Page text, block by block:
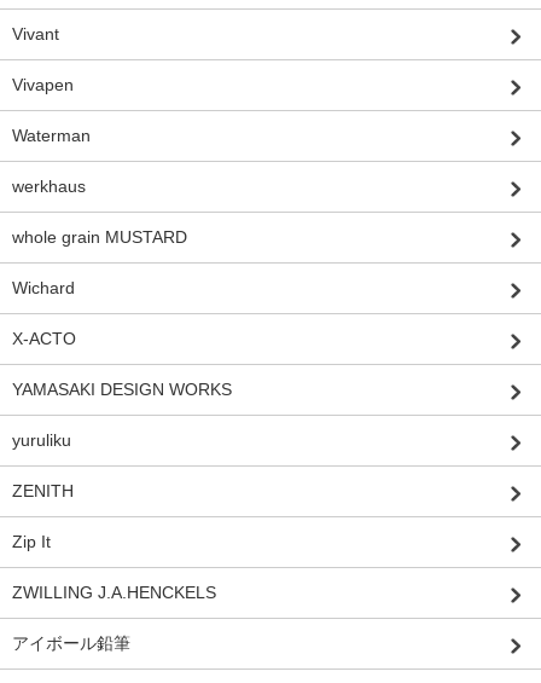
Vivant
Vivapen
Waterman
werkhaus
whole grain MUSTARD
Wichard
X-ACTO
YAMASAKI DESIGN WORKS
yuruliku
ZENITH
Zip It
ZWILLING J.A.HENCKELS
アイボール鉛筆